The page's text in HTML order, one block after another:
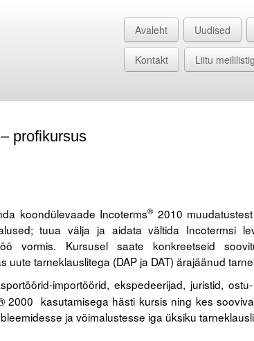
Avaleht Uudised
Kontakt Liitu
profikursus
koondülevaade Incoterms® 2010
tuua välja ja aidata vältida Incotermsi
vormis. Kursusel saate konkreetseid
uute tarneklauslitega (DAP ja DAT) ärajäänud
importöörid, ekspedeerijad, juristid,
2000 kasutamisega hästi kursis ning kes
ja võimalustesse iga üksiku